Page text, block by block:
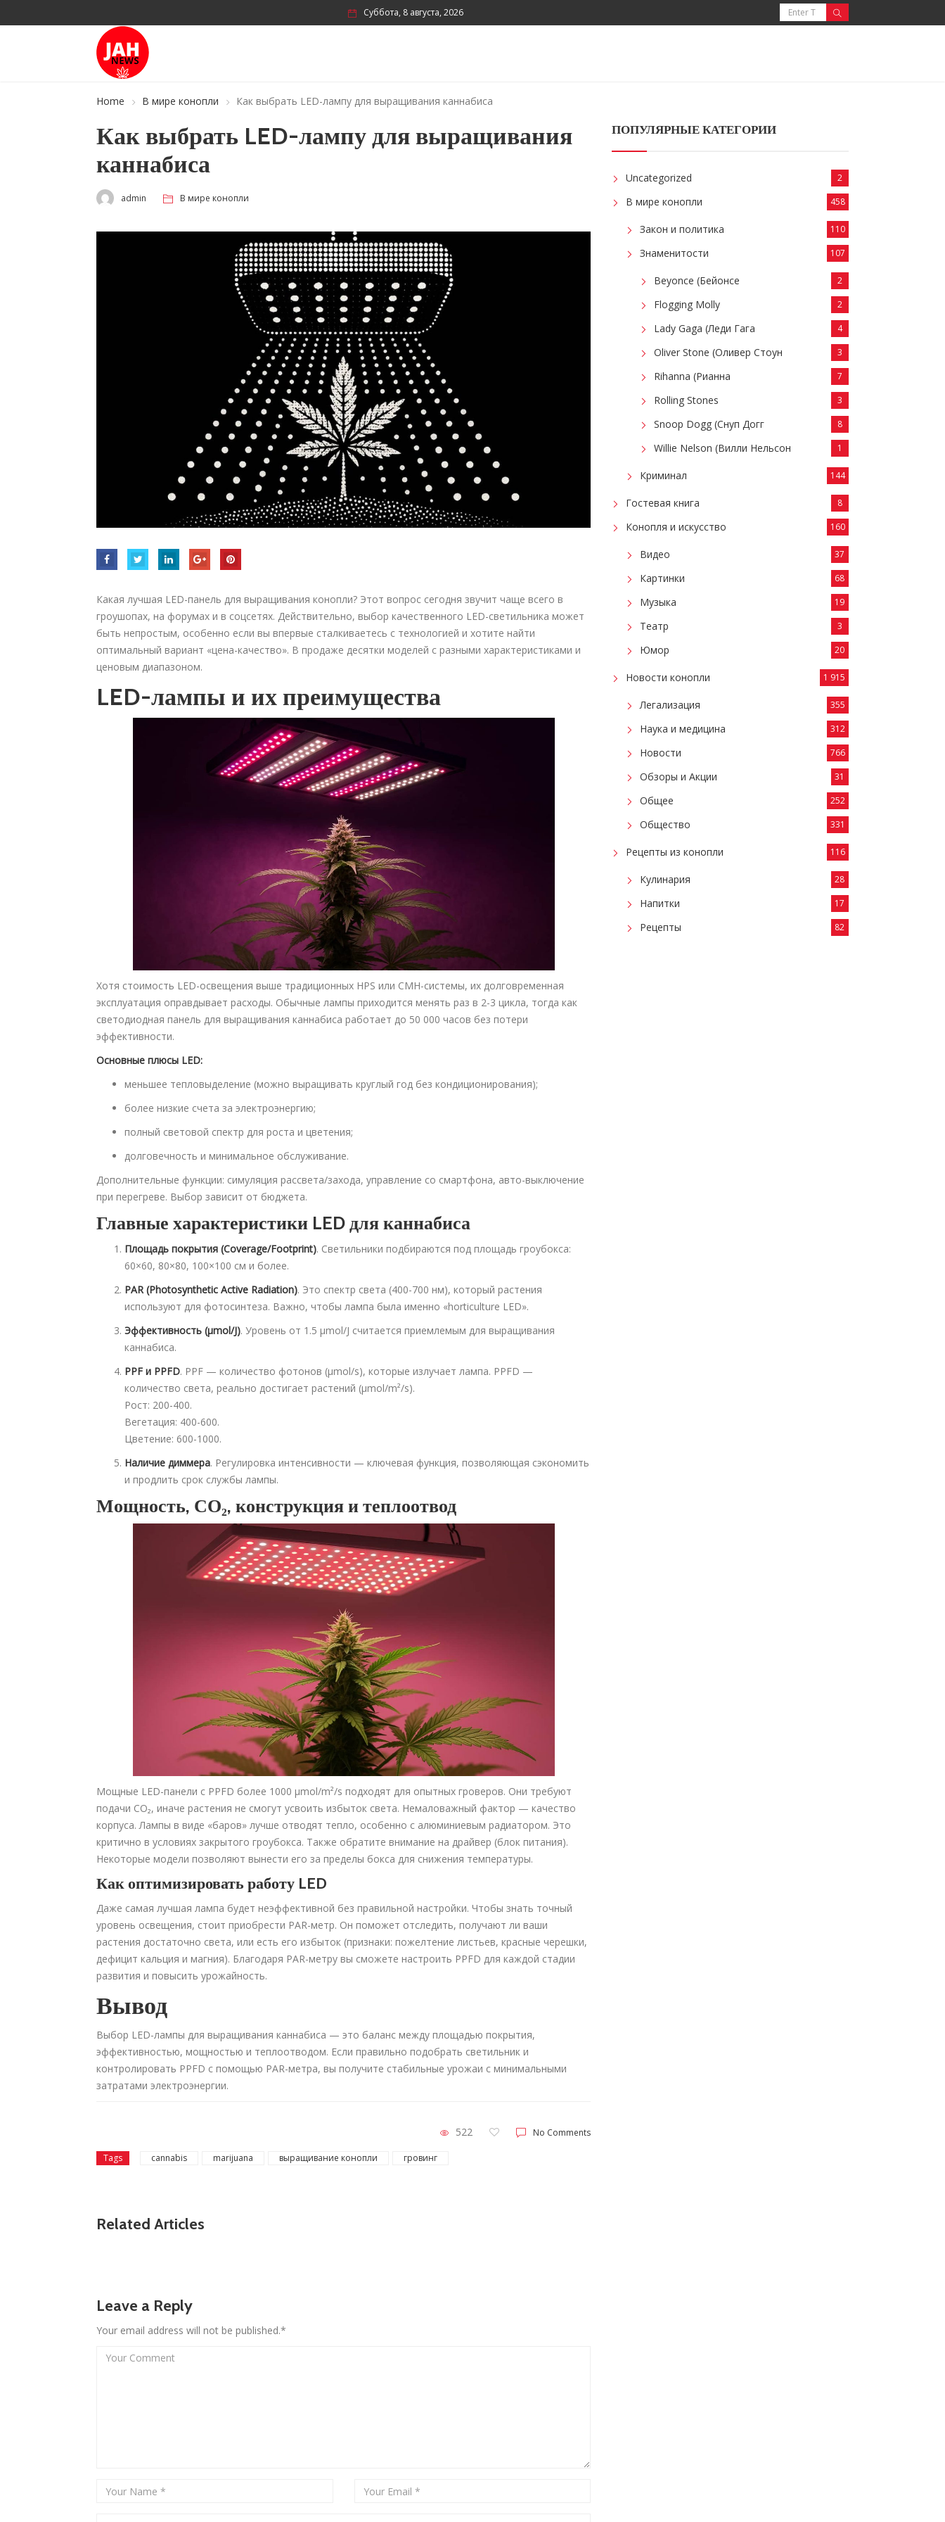
Суббота, 8 августа, 2026
Home В мире конопли Как выбрать LED-лампу для выращивания каннабиса
Как выбрать LED-лампу для выращивания
каннабиса
admin В мире конопли
Какая лучшая LED-панель для выращивания конопли? Этот вопрос сегодня звучит чаще всего в
гроушопах, на форумах и в соцсетях. Действительно, выбор качественного LED-светильника может
быть непростым, особенно если вы впервые сталкиваетесь с технологией и хотите найти
оптимальный вариант «цена-качество». В продаже десятки моделей с разными характеристиками и
ценовым диапазоном.
LED-лампы и их преимущества
Хотя стоимость LED-освещения выше традиционных HPS или CMH-системы, их долговременная
эксплуатация оправдывает расходы. Обычные лампы приходится менять раз в 2-3 цикла, тогда как
светодиодная панель для выращивания каннабиса работает до 50 000 часов без потери
эффективности.
Основные плюсы LED:
меньшее тепловыделение (можно выращивать круглый год без кондиционирования);
более низкие счета за электроэнергию;
полный световой спектр для роста и цветения;
долговечность и минимальное обслуживание.
Дополнительные функции: симуляция рассвета/захода, управление со смартфона, авто-выключение
при перегреве. Выбор зависит от бюджета.
Главные характеристики LED для каннабиса
Площадь покрытия (Coverage/Footprint). Светильники подбираются под площадь гроубокса:
60×60, 80×80, 100×100 см и более.
PAR (Photosynthetic Active Radiation). Это спектр света (400-700 нм), который растения
используют для фотосинтеза. Важно, чтобы лампа была именно «horticulture LED».
Эффективность (µmol/J). Уровень от 1.5 µmol/J считается приемлемым для выращивания
каннабиса.
PPF и PPFD. PPF — количество фотонов (μmol/s), которые излучает лампа. PPFD —
количество света, реально достигает растений (μmol/m²/s).
Рост: 200-400.
Вегетация: 400-600.
Цветение: 600-1000.
Наличие диммера. Регулировка интенсивности — ключевая функция, позволяющая сэкономить
и продлить срок службы лампы.
Мощность, СО₂, конструкция и теплоотвод
Мощные LED-панели с PPFD более 1000 μmol/m²/s подходят для опытных гроверов. Они требуют
подачи СО₂, иначе растения не смогут усвоить избыток света. Немаловажный фактор — качество
корпуса. Лампы в виде «баров» лучше отводят тепло, особенно с алюминиевым радиатором. Это
критично в условиях закрытого гроубокса. Также обратите внимание на драйвер (блок питания).
Некоторые модели позволяют вынести его за пределы бокса для снижения температуры.
Как оптимизировать работу LED
Даже самая лучшая лампа будет неэффективной без правильной настройки. Чтобы знать точный
уровень освещения, стоит приобрести PAR-метр. Он поможет отследить, получают ли ваши
растения достаточно света, или есть его избыток (признаки: пожелтение листьев, красные черешки,
дефицит кальция и магния). Благодаря PAR-метру вы сможете настроить PPFD для каждой стадии
развития и повысить урожайность.
Вывод
Выбор LED-лампы для выращивания каннабиса — это баланс между площадью покрытия,
эффективностью, мощностью и теплоотводом. Если правильно подобрать светильник и
контролировать PPFD с помощью PAR-метра, вы получите стабильные урожаи с минимальными
затратами электроэнергии.
522 No Comments
Tags cannabis marijuana выращивание конопли гровинг
Related Articles
Leave a Reply
Your email address will not be published.*
ПОПУЛЯРНЫЕ КАТЕГОРИИ
Uncategorized 2
В мире конопли 458
Закон и политика 110
Знаменитости 107
Beyonce (Бейонсе 2
Flogging Molly 2
Lady Gaga (Леди Гага 4
Oliver Stone (Оливер Стоун 3
Rihanna (Рианна 7
Rolling Stones 3
Snoop Dogg (Снуп Догг 8
Willie Nelson (Вилли Нельсон 1
Криминал 144
Гостевая книга 8
Конопля и искусство 160
Видео 37
Картинки 68
Музыка 19
Театр 3
Юмор 20
Новости конопли 1 915
Легализация 355
Наука и медицина 312
Новости 766
Обзоры и Акции 31
Общее 252
Общество 331
Рецепты из конопли 116
Кулинария 28
Напитки 17
Рецепты 82